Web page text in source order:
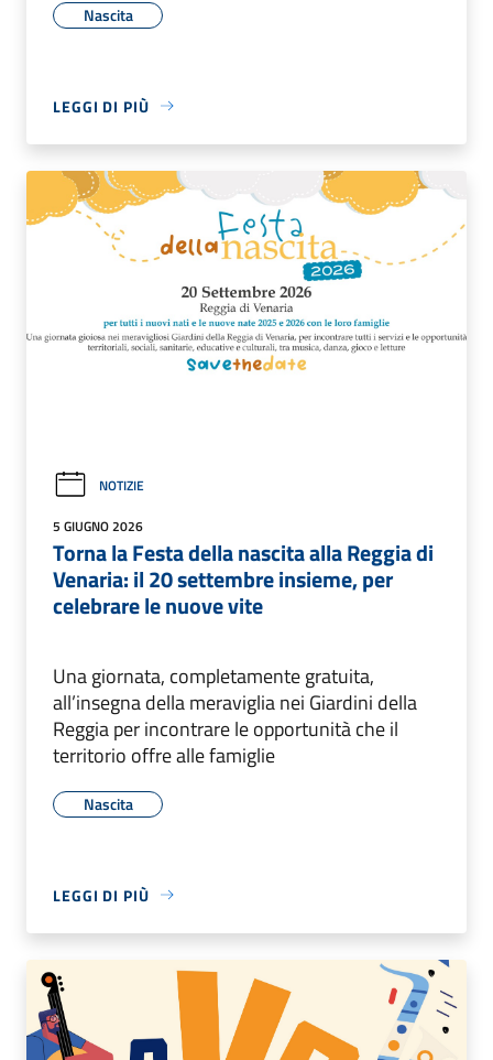
Nascita
LEGGI DI PIÙ
NOTIZIE
5 GIUGNO 2026
Torna la Festa della nascita alla Reggia di
Venaria: il 20 settembre insieme, per
celebrare le nuove vite
Una giornata, completamente gratuita,
all’insegna della meraviglia nei Giardini della
Reggia per incontrare le opportunità che il
territorio offre alle famiglie
Nascita
LEGGI DI PIÙ